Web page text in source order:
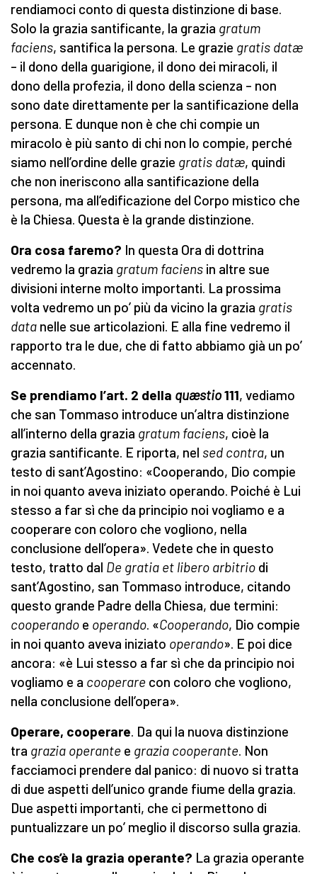
rendiamoci conto di questa distinzione di base.
Solo la grazia santificante, la grazia gratum
faciens, santifica la persona. Le grazie gratis datæ
– il dono della guarigione, il dono dei miracoli, il
dono della profezia, il dono della scienza – non
sono date direttamente per la santificazione della
persona. E dunque non è che chi compie un
miracolo è più santo di chi non lo compie, perché
siamo nell’ordine delle grazie gratis datæ, quindi
che non ineriscono alla santificazione della
persona, ma all’edificazione del Corpo mistico che
è la Chiesa. Questa è la grande distinzione.
Ora cosa faremo? In questa Ora di dottrina
vedremo la grazia gratum faciens in altre sue
divisioni interne molto importanti. La prossima
volta vedremo un po’ più da vicino la grazia gratis
data nelle sue articolazioni. E alla fine vedremo il
rapporto tra le due, che di fatto abbiamo già un po’
accennato.
Se prendiamo l’art. 2 della quæstio111, vediamo
che san Tommaso introduce un’altra distinzione
all’interno della grazia gratum faciens, cioè la
grazia santificante. E riporta, nel sed contra, un
testo di sant’Agostino: «Cooperando, Dio compie
in noi quanto aveva iniziato operando. Poiché è Lui
stesso a far sì che da principio noi vogliamo e a
cooperare con coloro che vogliono, nella
conclusione dell’opera». Vedete che in questo
testo, tratto dal De gratia et libero arbitrio di
sant’Agostino, san Tommaso introduce, citando
questo grande Padre della Chiesa, due termini:
cooperando e operando. «Cooperando, Dio compie
in noi quanto aveva iniziato operando». E poi dice
ancora: «è Lui stesso a far sì che da principio noi
vogliamo e a cooperare con coloro che vogliono,
nella conclusione dell’opera».
Operare, cooperare. Da qui la nuova distinzione
tra grazia operante e grazia cooperante. Non
facciamoci prendere dal panico: di nuovo si tratta
di due aspetti dell’unico grande fiume della grazia.
Due aspetti importanti, che ci permettono di
puntualizzare un po’ meglio il discorso sulla grazia.
Che cos’è la grazia operante? La grazia operante